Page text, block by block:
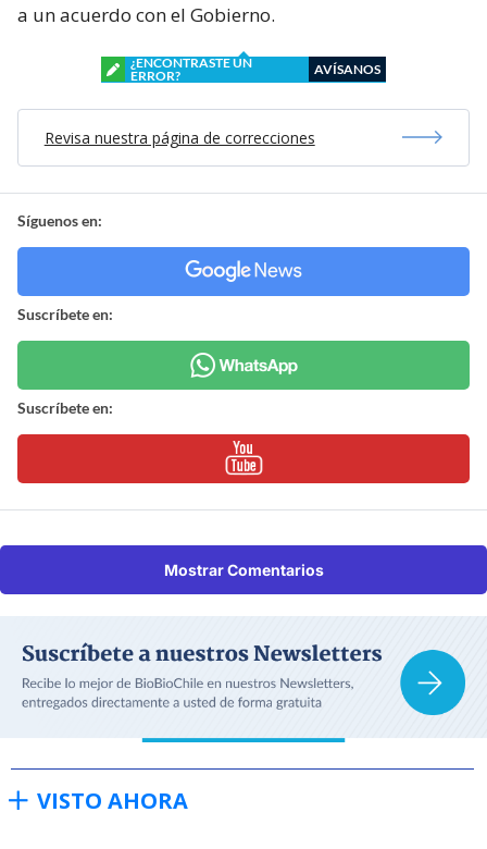
a un acuerdo con el Gobierno.
¿ENCONTRASTE UN
ERROR?
AVÍSANOS
Revisa nuestra página de correcciones
Síguenos en:
Suscríbete en:
Suscríbete en:
Mostrar Comentarios
VISTO AHORA